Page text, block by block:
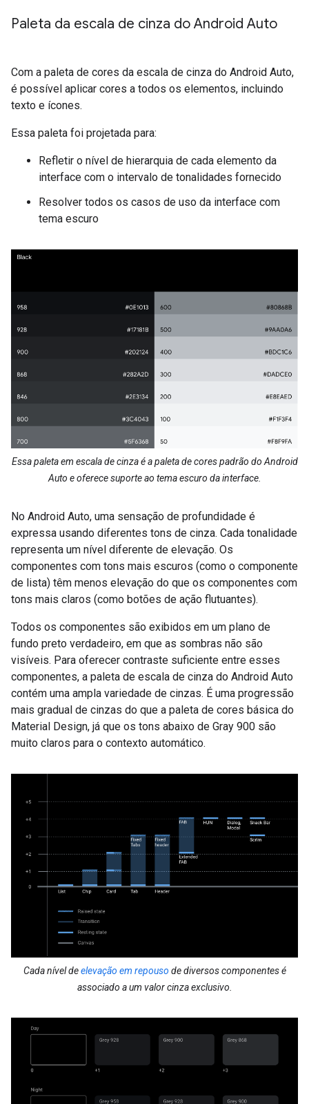
Paleta da escala de cinza do Android Auto
Com a paleta de cores da escala de cinza do Android Auto,
é possível aplicar cores a todos os elementos, incluindo
texto e ícones.
Essa paleta foi projetada para:
Refletir o nível de hierarquia de cada elemento da
interface com o intervalo de tonalidades fornecido
Resolver todos os casos de uso da interface com
tema escuro
Essa paleta em escala de cinza é a paleta de cores padrão do Android
Auto e oferece suporte ao tema escuro da interface.
No Android Auto, uma sensação de profundidade é
expressa usando diferentes tons de cinza. Cada tonalidade
representa um nível diferente de elevação. Os
componentes com tons mais escuros (como o componente
de lista) têm menos elevação do que os componentes com
tons mais claros (como botões de ação flutuantes).
Todos os componentes são exibidos em um plano de
fundo preto verdadeiro, em que as sombras não são
visíveis. Para oferecer contraste suficiente entre esses
componentes, a paleta de escala de cinza do Android Auto
contém uma ampla variedade de cinzas. É uma progressão
mais gradual de cinzas do que a paleta de cores básica do
Material Design, já que os tons abaixo de Gray 900 são
muito claros para o contexto automático.
Cada nível deelevação em repouso de diversos componentes é
associado a um valor cinza exclusivo.